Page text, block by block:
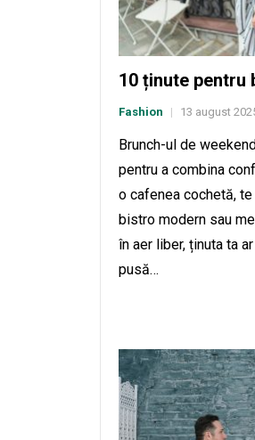
10 ținute pentru
Fashion 13 august
Brunch-ul de
pentru a combina
o cafenea cochetă,
bistro modern sau
în aer liber, ținuta ta
pusă…